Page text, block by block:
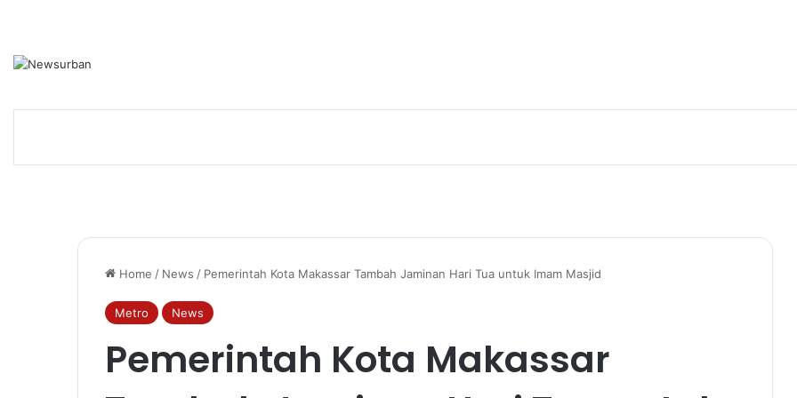
Home / News / Pemerintah Kota Makassar Tambah Jaminan Hari Tua untuk Imam Masjid
Metro News
Pemerintah Kota Makassar